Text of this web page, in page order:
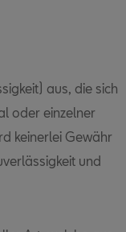
aus, die sich
oder einzelner
keinerlei Gewähr
und